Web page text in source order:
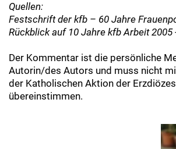
Quellen:
Festschrift der kfb – 60 Jahre
Rückblick auf 10 Jahre kfb Arbeit 2005
Der Kommentar ist die persönliche
Autorin/des Autors und muss nicht
der Katholischen Aktion der
übereinstimmen.